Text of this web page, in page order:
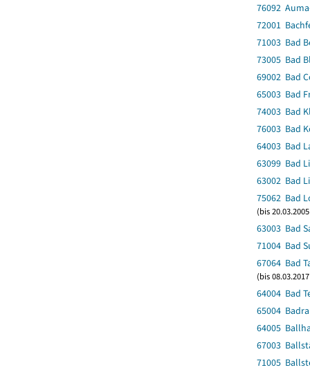
76092
72001
71003 Bad
73005 Bad
69002 Bad
65003 Bad
74003 Bad
76003 Bad
64003 Bad
63099 Bad
63002 Bad
75062 Bad
(bis
63003 Bad
71004 Bad
67064 Bad
(bis
64004 Bad
65004 Badra
64005
67003
71005